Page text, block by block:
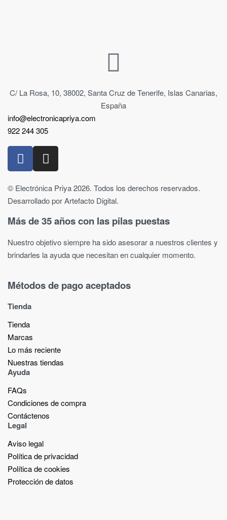
C/ La Rosa, 10, 38002, Santa Cruz de Tenerife, Islas Canarias,
España
info@electronicapriya.com
922 244 305
© Electrónica Priya 2026. Todos los derechos reservados.
Desarrollado por Artefacto Digital.
Más de 35 años con las pilas puestas
Nuestro objetivo siempre ha sido asesorar a nuestros clientes y
brindarles la ayuda que necesitan en cualquier momento.
Métodos de pago aceptados
Tienda
Tienda
Marcas
Lo más reciente​
Nuestras tiendas​
Ayuda
FAQs
Condiciones de compra
Contáctenos
Legal
Aviso legal
Política de privacidad
Política de cookies
Protección de datos